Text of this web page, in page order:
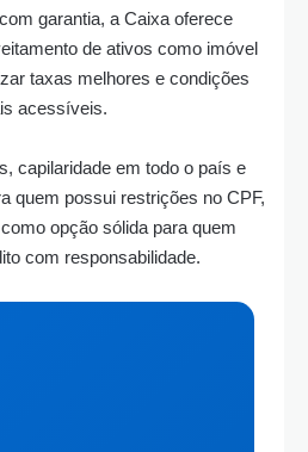
garantia, a Caixa oferece
de ativos como imóvel
taxas melhores e condições
acessíveis.
capilaridade em todo o país e
quem possui restrições no CPF,
opção sólida para quem
com responsabilidade.